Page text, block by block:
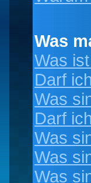
Was
Was
Darf
Was
Darf
Was
Was
Was